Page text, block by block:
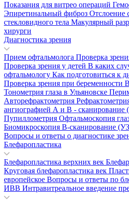
Показания для витрео операций
Эпиретинальный фиброз Отслоение
стекловидного тела Макулярный
хирурги
Диагностика зрения
Прием офтальмолога Проверка
Проверка зрения у детей В каких
офтальмологу Как подготовиться к
Проверка зрения при беременности
Тонометрия глаза в Ульяновске
Авторефрактометрия
ангиографией А и В - сканирование
Пупиллометрия Офтальмоскопия
Биомикроскопия В-сканирование
Вопросы и ответы о диагностике
Блефаропластика
Блефаропластика верхних век
Круговая блефаропластика век
европейское Вопросы и ответы по
ИВВ Интравитреальное введение